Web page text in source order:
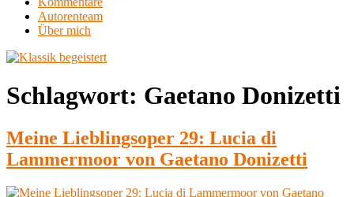
Autorenteam
Über mich
Schlagwort: Gaetano Donizetti
Meine Lieblingsoper 29: Lucia di
Lammermoor von Gaetano Donizetti